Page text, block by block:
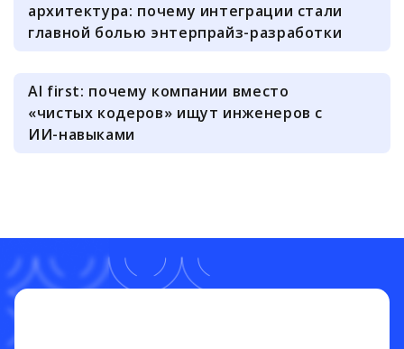
архитектура: почему интеграции стали
главной болью энтерпрайз-разработки
AI first: почему компании вместо
«чистых кодеров» ищут инженеров с
ИИ-навыками